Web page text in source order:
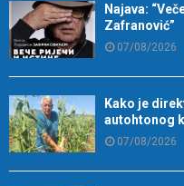
Najava:
Zafranović”
07/08/2026
Kako je
autohtonog
07/08/2026